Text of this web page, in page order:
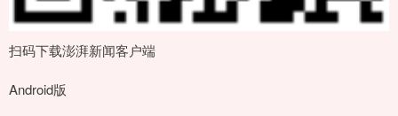
扫码下载澎湃新闻客户端
Android版